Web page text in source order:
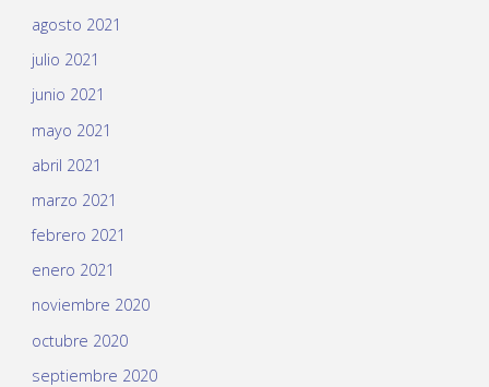
agosto 2021
julio 2021
junio 2021
mayo 2021
abril 2021
marzo 2021
febrero 2021
enero 2021
noviembre 2020
octubre 2020
septiembre 2020